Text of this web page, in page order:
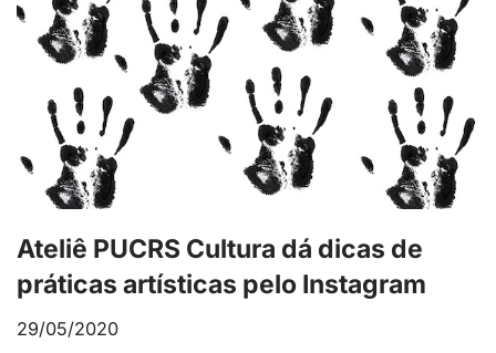
Ateliê PUCRS Cultura dá dicas de
práticas artísticas pelo Instagram
29/05/2020